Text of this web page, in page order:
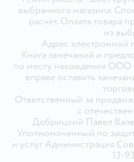
выбранного магазина.
расчёт. Оплата товара
из
Адрес электронной
Книга замечаний и
по месту нахождения ООО
вправе оставить
Ответственный за
с
Добрицкий Павел
Уполномоченный по
и услуг Администрация
13-